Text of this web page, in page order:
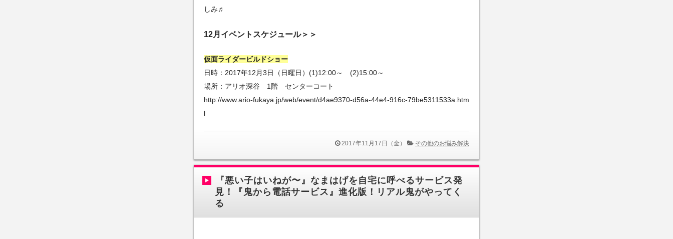
しみ♬
12月イベントスケジュール＞＞
仮面ライダービルドショー
日時：2017年12月3日（日曜日）(1)12:00～ (2)15:00～
場所：アリオ深谷 1階 センターコート
http://www.ario-fukaya.jp/web/event/d4ae9370-d56a-44e4-916c-79be5311533a.htm
l
2017年11月17日（金） その他のお悩み解決
『悪い子はいねが〜』なまはげを自宅に呼べるサービス発
見！『鬼から電話サービス』進化版！リアル鬼がやってく
る